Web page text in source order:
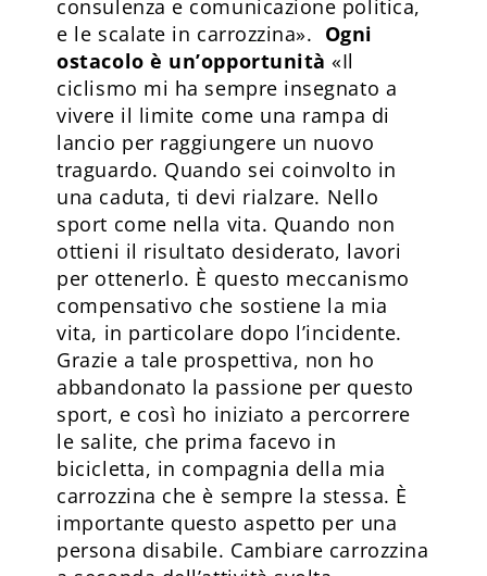
consulenza e comunicazione politica,
e le scalate in carrozzina». Ogni
ostacolo è un’opportunità «Il
ciclismo mi ha sempre insegnato a
vivere il limite come una rampa di
lancio per raggiungere un nuovo
traguardo. Quando sei coinvolto in
una caduta, ti devi rialzare. Nello
sport come nella vita. Quando non
ottieni il risultato desiderato, lavori
per ottenerlo. È questo meccanismo
compensativo che sostiene la mia
vita, in particolare dopo l’incidente.
Grazie a tale prospettiva, non ho
abbandonato la passione per questo
sport, e così ho iniziato a percorrere
le salite, che prima facevo in
bicicletta, in compagnia della mia
carrozzina che è sempre la stessa. È
importante questo aspetto per una
persona disabile. Cambiare carrozzina